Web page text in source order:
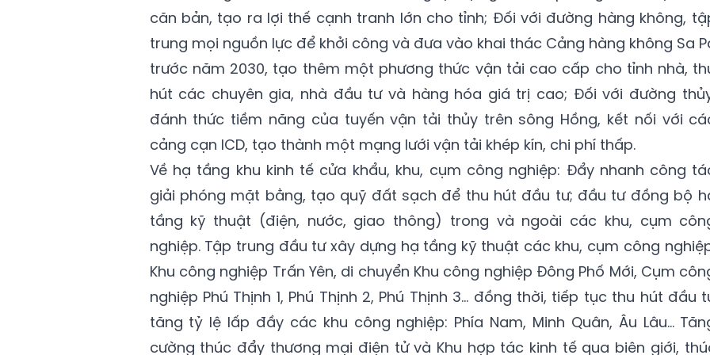
căn bản, tạo ra lợi thế cạnh tranh lớn cho tỉnh; Đối với đường hàng không,
trung mọi nguồn lực để khởi công và đưa vào khai thác Cảng hàng không Sa
trước năm 2030, tạo thêm một phương thức vận tải cao cấp cho tỉnh nhà,
hút các chuyên gia, nhà đầu tư và hàng hóa giá trị cao; Đối với đường
đánh thức tiềm năng của tuyến vận tải thủy trên sông Hồng, kết nối với
cảng cạn ICD, tạo thành một mạng lưới vận tải khép kín, chi phí thấp.
Về hạ tầng khu kinh tế cửa khẩu, khu, cụm công nghiệp: Đẩy nhanh công
giải phóng mặt bằng, tạo quỹ đất sạch để thu hút đầu tư; đầu tư đồng bộ
tầng kỹ thuật (điện, nước, giao thông) trong và ngoài các khu, cụm
nghiệp. Tập trung đầu tư xây dựng hạ tầng kỹ thuật các khu, cụm công
Khu công nghiệp Trấn Yên, di chuyển Khu công nghiệp Đông Phố Mới, Cụm
nghiệp Phú Thịnh 1, Phú Thịnh 2, Phú Thịnh 3... đồng thời, tiếp tục thu hút đầu
tăng tỷ lệ lấp đầy các khu công nghiệp: Phía Nam, Minh Quân, Âu Lâu…
cường thúc đẩy thương mại điện tử và Khu hợp tác kinh tế qua biên giới,